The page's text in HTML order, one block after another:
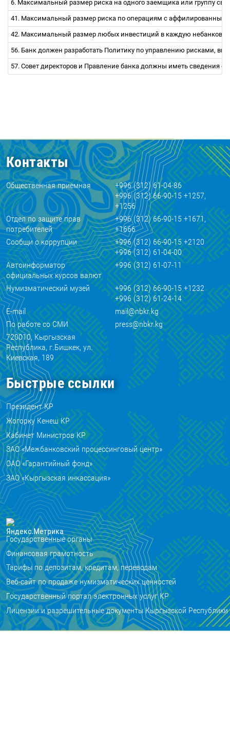
6. Максимальный размер риска на одного заемщика или группу
41. Максимальный размер риска по операциям с
42. Максимальный размер любых инвестиций в каждую
56. Банк должен разработать Политику по управлению рисками,
57. Совет директоров и Правление банка должны иметь сведения
Контакты
Общественная приемная
+996 (312) 61-04-86
+996 (312) 66-90-15 +1257,
+1256
Отдел по защите прав
потребителей
+996 (312) 66-90-15 +1671,
+1666
Сообщи о коррупции
+996 (312) 66-90-15 +2120
+996 (312) 61-04-00
Автоинформатор
официальных курсов валют
+996 (312) 61-07-11
Нумизматический музей
+996 (312) 66-90-15 +1232
+996 (312) 61-24-14
E-mail
mail@nbkr.kg
По работе со СМИ
press@nbkr.kg
720010, Кыргызская
Республика, г.Бишкек, ул.
Киевская, 189
Быстрые ссылки
Президент КР
Жогорку Кенеш КР
Кабинет Министров КР
ЗАО «Межбанковский процессинговый центр»
ОАО «Гарантийный фонд»
ЗАО «Кыргызская инкассация»
Государственные органы
Финансовая грамотность
Тарифы по депозитам, кредитам, переводам
Веб-сайт по продаже нумизматических ценностей
Государственный портал электронных услуг КР
Лицензии и разрешительные документы Кыргызской Республики